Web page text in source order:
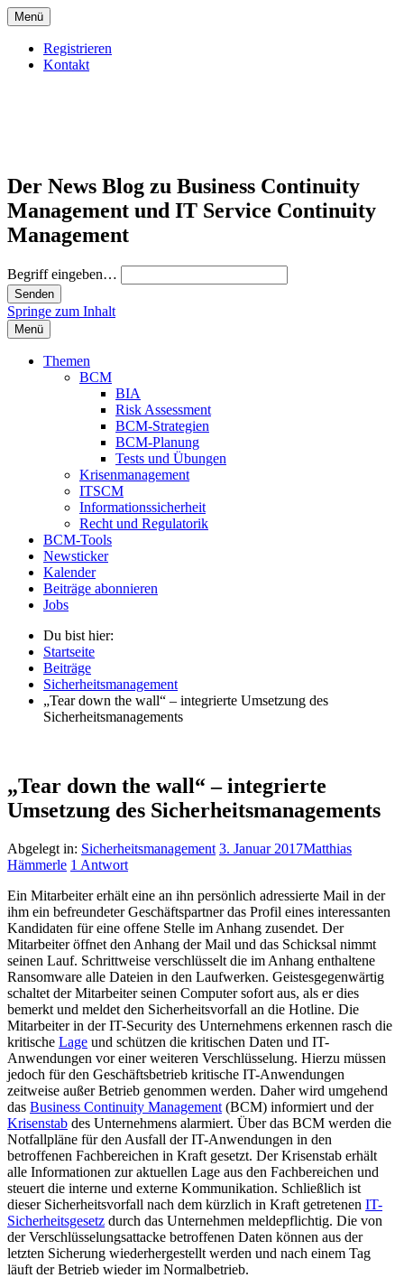
Menü
Registrieren
Kontakt
Der News Blog zu Business Continuity
Management und IT Service Continuity
Management
Begriff eingeben…
Springe zum Inhalt
Menü
Themen
BCM
BIA
Risk Assessment
BCM-Strategien
BCM-Planung
Tests und Übungen
Krisenmanagement
ITSCM
Informationssicherheit
Recht und Regulatorik
BCM-Tools
Newsticker
Kalender
Beiträge abonnieren
Jobs
Du bist hier:
Startseite
Beiträge
Sicherheitsmanagement
„Tear down the wall“ – integrierte Umsetzung des
Sicherheitsmanagements
„Tear down the wall“ – integrierte
Umsetzung des Sicherheitsmanagements
Abgelegt in: Sicherheitsmanagement 3. Januar 2017Matthias
Hämmerle 1 Antwort
Ein Mitarbeiter erhält eine an ihn persönlich adressierte Mail in der
ihm ein befreundeter Geschäftspartner das Profil eines interessanten
Kandidaten für eine offene Stelle im Anhang zusendet. Der
Mitarbeiter öffnet den Anhang der Mail und das Schicksal nimmt
seinen Lauf. Schrittweise verschlüsselt die im Anhang enthaltene
Ransomware alle Dateien in den Laufwerken. Geistesgegenwärtig
schaltet der Mitarbeiter seinen Computer sofort aus, als er dies
bemerkt und meldet den Sicherheitsvorfall an die Hotline. Die
Mitarbeiter in der IT-Security des Unternehmens erkennen rasch die
kritische Lage und schützen die kritischen Daten und IT-
Anwendungen vor einer weiteren Verschlüsselung. Hierzu müssen
jedoch für den Geschäftsbetrieb kritische IT-Anwendungen
zeitweise außer Betrieb genommen werden. Daher wird umgehend
das Business Continuity Management (BCM) informiert und der
Krisenstab des Unternehmens alarmiert. Über das BCM werden die
Notfallpläne für den Ausfall der IT-Anwendungen in den
betroffenen Fachbereichen in Kraft gesetzt. Der Krisenstab erhält
alle Informationen zur aktuellen Lage aus den Fachbereichen und
steuert die interne und externe Kommunikation. Schließlich ist
dieser Sicherheitsvorfall nach dem kürzlich in Kraft getretenen IT-
Sicherheitsgesetz durch das Unternehmen meldepflichtig. Die von
der Verschlüsselungsattacke betroffenen Daten können aus der
letzten Sicherung wiederhergestellt werden und nach einem Tag
läuft der Betrieb wieder im Normalbetrieb.